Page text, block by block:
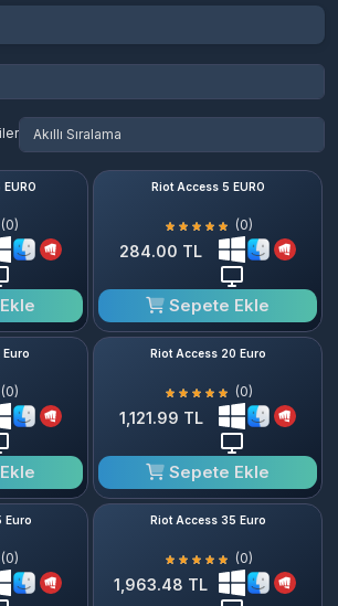
(0)
Riot Access 5 EURO
(0)
284.00 TL
Sepete Ekle
Euro
(0)
Riot Access 20 Euro
(0)
1,121.99 TL
Sepete Ekle
Euro
(0)
Riot Access 35 Euro
(0)
1,963.48 TL